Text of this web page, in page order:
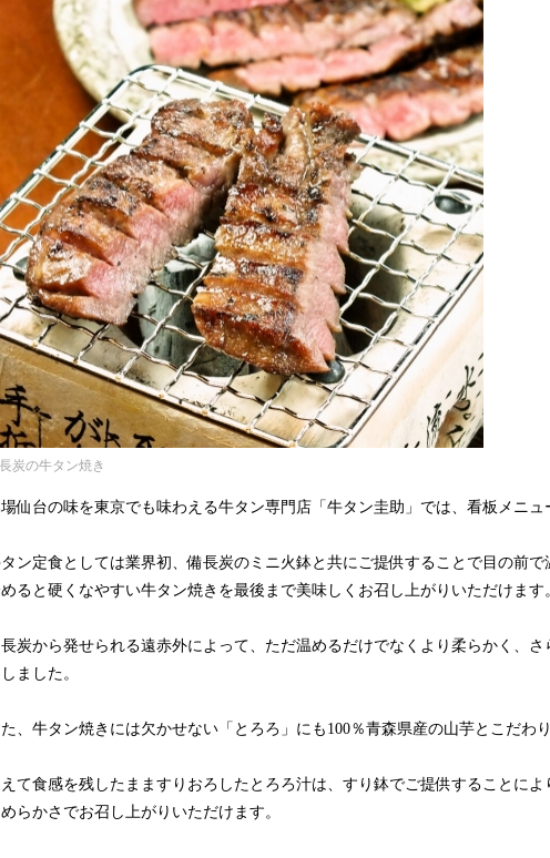
炭の牛タン焼き
仙台の味を東京でも味わえる牛タン専門店「牛タン圭助」では、看板メニュ
ン定食としては業界初、備長炭のミニ火鉢と共にご提供することで目の前で
ると硬くなやすい牛タン焼きを最後まで美味しくお召し上がりいただけます
炭から発せられる遠赤外によって、ただ温めるだけでなくより柔らかく、
ました。
た、牛タン焼きには欠かせない「とろろ」にも100％青森県産の山芋とこだわ
て食感を残したまますりおろしたとろろ汁は、すり鉢でご提供することに
らかさでお召し上がりいただけます。